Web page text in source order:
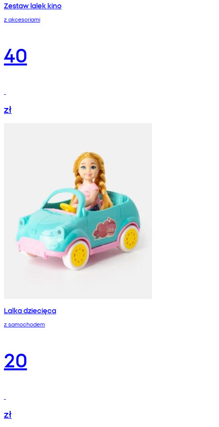
Zestaw lalek kino
z akcesoriami
40
zł
Lalka dziecięca
z samochodem
20
zł